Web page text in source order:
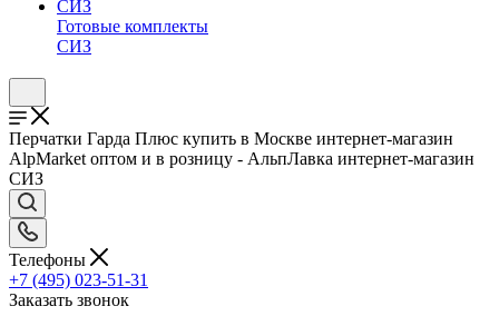
Готовые комплекты
СИЗ
Перчатки Гарда Плюс купить в Москве интернет-магазин
AlpMarket оптом и в розницу - АльпЛавка интернет-магазин
СИЗ
Телефоны
+7 (495) 023-51-31
Заказать звонок